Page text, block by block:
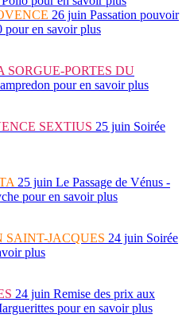
26 juin Passation pouvoir
pour en savoir plus
SORGUE-PORTES DU
pour en savoir plus
SEXTIUS 25 juin Soirée
25 juin Le Passage de Vénus -
pour en savoir plus
SAINT-JACQUES 24 juin Soirée
plus
24 juin Remise des prix aux
pour en savoir plus